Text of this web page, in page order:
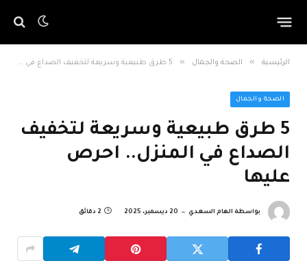
الرئيسية » الصحة والجمال » 5 طرق طبيعية وسريعة لتخفيف الصداع في المنزل.. احرص عليها
الصحة والجمال
5 طرق طبيعية وسريعة لتخفيف
الصداع في المنزل.. احرص
عليها
بواسطة الهام السعدي 20 ديسمبر، 2025 2 دقائق